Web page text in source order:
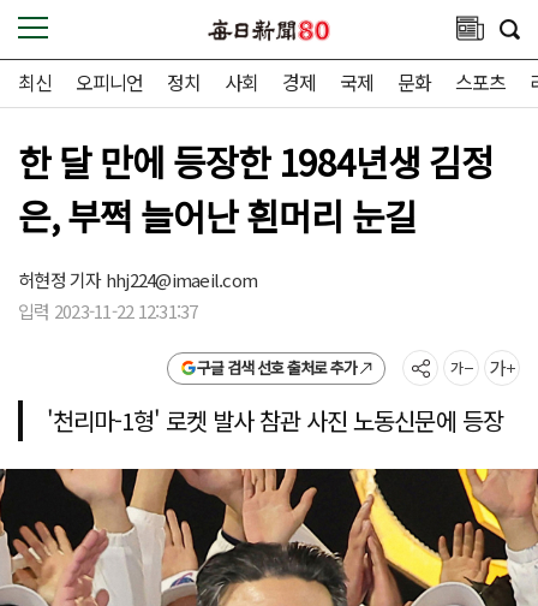
최신 오피니언 정치 사회 경제 국제 문화 스포츠
한 달 만에 등장한 1984년생 김정
은, 부쩍 늘어난 흰머리 눈길
허현정 기자hhj224@imaeil.com
입력 2023-11-22 12:31:37
구글 검색 선호 출처로 추가
'천리마-1형' 로켓 발사 참관 사진 노동신문에 등장